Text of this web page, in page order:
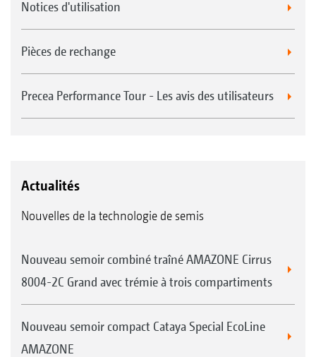
Notices d'utilisation
Pièces de rechange
Precea Performance Tour - Les avis des utilisateurs
Actualités
Nouvelles de la technologie de semis
Nouveau semoir combiné traîné AMAZONE Cirrus
8004-2C Grand avec trémie à trois compartiments
Nouveau semoir compact Cataya Special EcoLine
AMAZONE